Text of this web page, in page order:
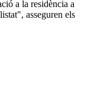
a la residència a
asseguren els